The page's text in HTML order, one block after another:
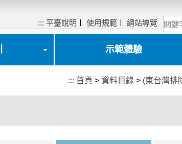
::: 平臺說明 〡使用規範 〡網站導覽
示範體驗
::: 首頁 >資料目錄 > (東台灣排